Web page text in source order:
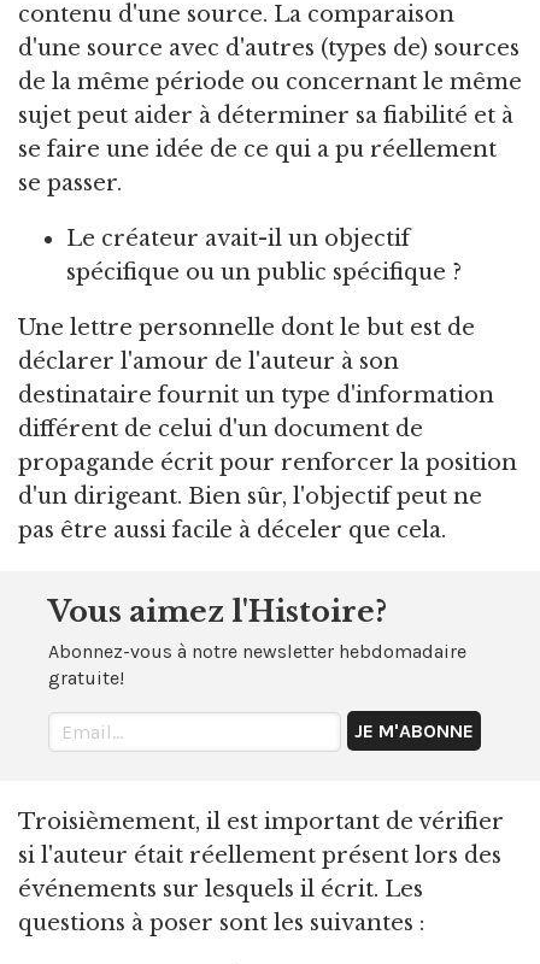
contenu d'une source. La comparaison
d'une source avec d'autres (types de) sources
de la même période ou concernant le même
sujet peut aider à déterminer sa fiabilité et à
se faire une idée de ce qui a pu réellement
se passer.
Le créateur avait-il un objectif
spécifique ou un public spécifique ?
Une lettre personnelle dont le but est de
déclarer l'amour de l'auteur à son
destinataire fournit un type d'information
différent de celui d'un document de
propagande écrit pour renforcer la position
d'un dirigeant. Bien sûr, l'objectif peut ne
pas être aussi facile à déceler que cela.
Vous aimez l'Histoire?
Abonnez-vous à notre newsletter hebdomadaire
gratuite!
Troisièmement, il est important de vérifier
si l'auteur était réellement présent lors des
événements sur lesquels il écrit. Les
questions à poser sont les suivantes :